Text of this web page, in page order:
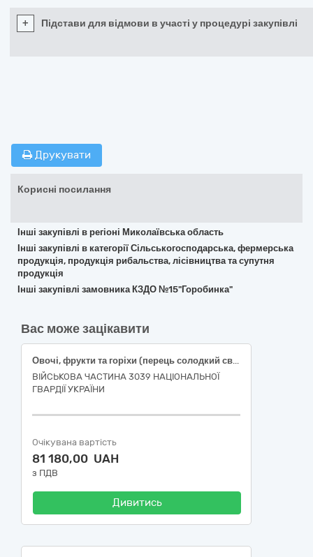
+ Підстави для відмови в участі у процедурі закупівлі
Друкувати
Корисні посилання
Інші закупівлі в регіоні Миколаївська область
Інші закупівлі в категорії Сільськогосподарська, фермерська
продукція, продукція рибальства, лісівництва та супутня
продукція
Інші закупівлі замовника КЗДО №15"Горобинка"
Вас може зацікавити
Овочі, фрукти та горіхи (перець солодкий свіжий подовженої форми, огірки свіжі польові короткоплідні, помідори тепличні свіжі округлі, часник свіжий вищого товарного сорту)
ВІЙСЬКОВА ЧАСТИНА 3039 НАЦІОНАЛЬНОЇ
ГВАРДІЇ УКРАЇНИ
Очікувана вартість
81 180,00 UAH
з ПДВ
Дивитись